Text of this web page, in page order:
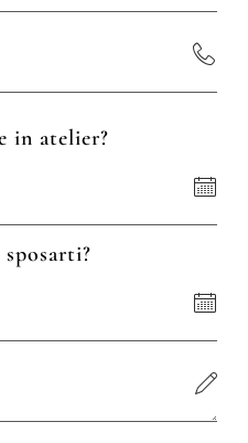
in atelier?